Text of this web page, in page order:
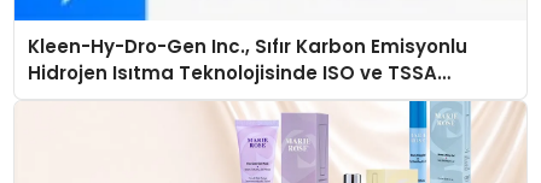
Kleen-Hy-Dro-Gen Inc., Sıfır Karbon Emisyonlu
Hidrojen Isıtma Teknolojisinde ISO ve TSSA
Düzenleyici Onaylarını Aldı